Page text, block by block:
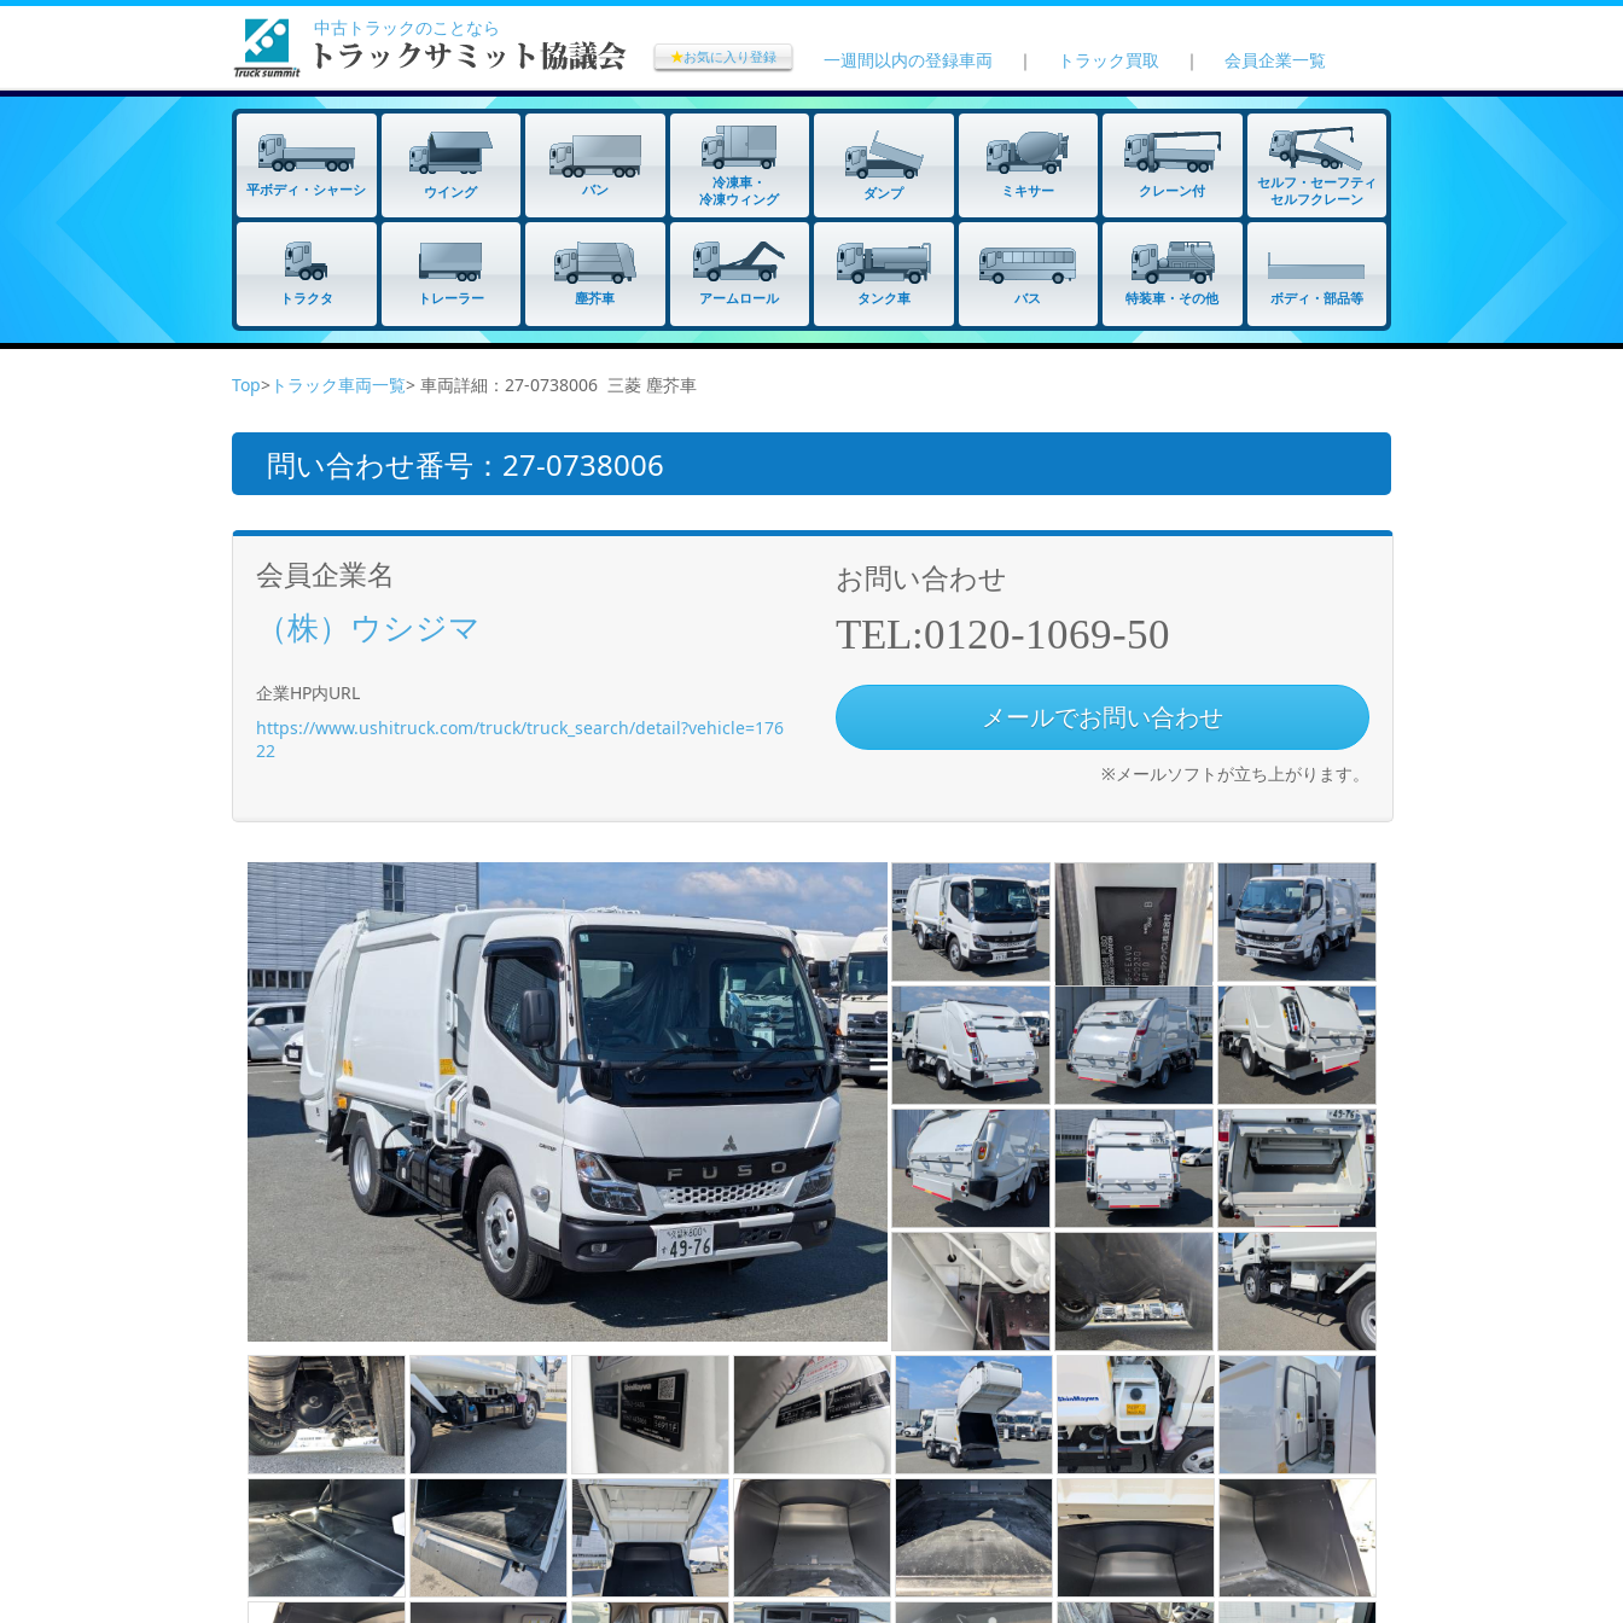
中古トラックのことなら
★お気に入り登録 一週間以内の登録車両 ｜ トラック買取 ｜ 会員企業一覧
平ボディ・シャーシ ウイング バン
冷凍車・
冷凍ウィング
ダンプ ミキサー クレーン付
セルフ・セーフティ
セルフクレーン
トラクタ トレーラー 塵芥車 アームロール タンク車 バス 特装車・その他 ボディ・部品等
Top> トラック車両一覧> 車両詳細：27-0738006 三菱 塵芥車
問い合わせ番号：27-0738006
会員企業名
（株）ウシジマ
企業HP内URL
https://www.ushitruck.com/truck/truck_search/detail?vehicle=176
22
お問い合わせ
TEL:0120-1069-50
メールでお問い合わせ
※メールソフトが立ち上がります。